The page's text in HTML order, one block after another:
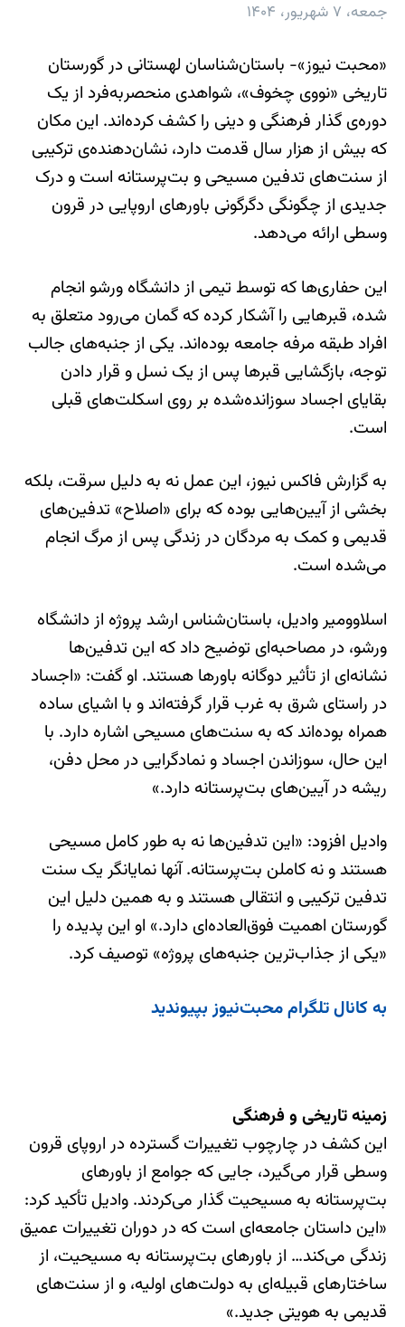
جمعه، ۷ شهریور، ۱۴۰۴
«محبت نیوز»- باستان‌شناسان لهستانی در گورستان
تاریخی «نووی چخوف»، شواهدی منحصربه‌فرد از یک
دوره‌ی گذار فرهنگی و دینی را کشف کرده‌اند. این مکان
که بیش از هزار سال قدمت دارد، نشان‌دهنده‌ی ترکیبی
از سنت‌های تدفین مسیحی و بت‌پرستانه است و درک
جدیدی از چگونگی دگرگونی باورهای اروپایی در قرون
وسطی ارائه می‌دهد.
این حفاری‌ها که توسط تیمی از دانشگاه ورشو انجام
شده، قبرهایی را آشکار کرده که گمان می‌رود متعلق به
افراد طبقه مرفه جامعه بوده‌اند. یکی از جنبه‌های جالب
توجه، بازگشایی قبرها پس از یک نسل و قرار دادن
بقایای اجساد سوزانده‌شده بر روی اسکلت‌های قبلی
است.
به گزارش فاکس نیوز، این عمل نه به دلیل سرقت، بلکه
بخشی از آیین‌هایی بوده که برای «اصلاح» تدفین‌های
قدیمی و کمک به مردگان در زندگی پس از مرگ انجام
می‌شده است.
اسلاوومیر وادیل، باستان‌شناس ارشد پروژه از دانشگاه
ورشو، در مصاحبه‌ای توضیح داد که این تدفین‌ها
نشانه‌ای از تأثیر دوگانه باورها هستند. او گفت: «اجساد
در راستای شرق به غرب قرار گرفته‌اند و با اشیای ساده
همراه بوده‌اند که به سنت‌های مسیحی اشاره دارد. با
این حال، سوزاندن اجساد و نمادگرایی در محل دفن،
ریشه در آیین‌های بت‌پرستانه دارد.»
وادیل افزود: «این تدفین‌ها نه به طور کامل مسیحی
هستند و نه کاملن بت‌پرستانه. آنها نمایانگر یک سنت
تدفین ترکیبی و انتقالی هستند و به همین دلیل این
گورستان اهمیت فوق‌العاده‌ای دارد.» او این پدیده را
«یکی از جذاب‌ترین جنبه‌های پروژه» توصیف کرد.
به کانال تلگرام محبت‌نیوز بپیوندید
زمینه تاریخی و فرهنگی
این کشف در چارچوب تغییرات گسترده در اروپای قرون
وسطی قرار می‌گیرد، جایی که جوامع از باورهای
بت‌پرستانه به مسیحیت گذار می‌کردند. وادیل تأکید کرد:
«این داستان جامعه‌ای است که در دوران تغییرات عمیق
زندگی می‌کند… از باورهای بت‌پرستانه به مسیحیت، از
ساختارهای قبیله‌ای به دولت‌های اولیه، و از سنت‌های
قدیمی به هویتی جدید.»